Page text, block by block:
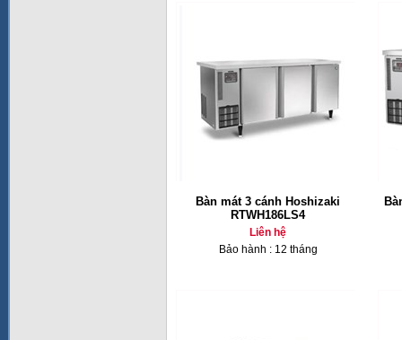
Bàn mát 3 cánh Hoshizaki
RTWH186LS4
Liên hệ
Bảo hành : 12 tháng